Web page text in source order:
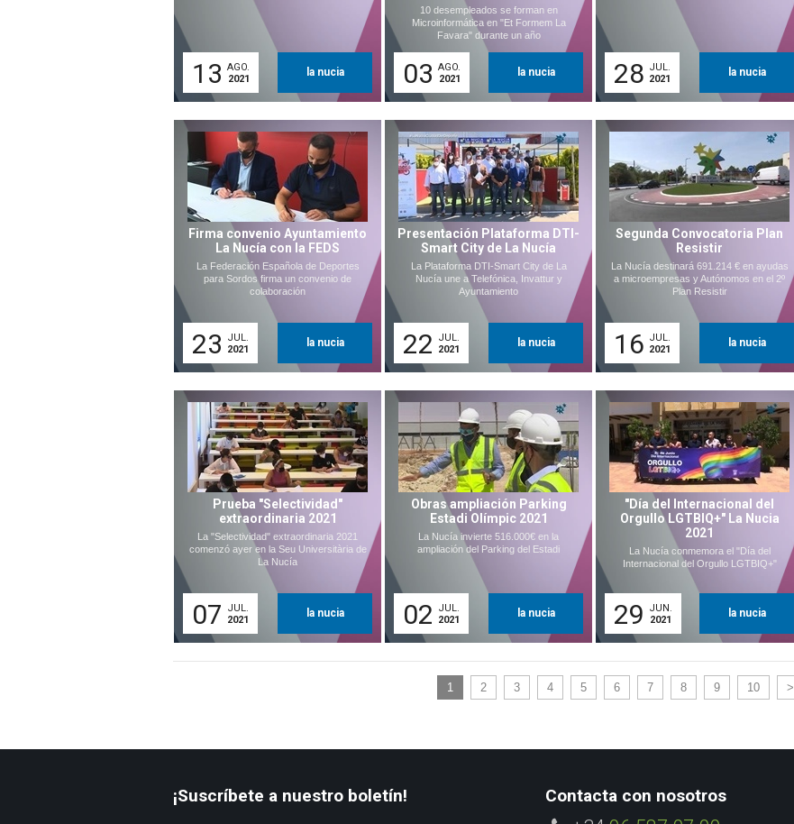
13 AGO.
2021
la nucia
10 desempleados se forman en
Microinformática en "Et Formem La
Favara" durante un año
03 AGO.
2021
la nucia 28 JUL.
2021
la nucia
Firma convenio Ayuntamiento
La Nucía con la FEDS
La Federación Española de Deportes
para Sordos firma un convenio de
colaboración
23
JUL.
2021
la nucia
Presentación Plataforma DTI-
Smart City de La Nucía
La Plataforma DTI-Smart City de La
Nucía une a Telefónica, Invattur y
Ayuntamiento
22
JUL.
2021
la nucia
Segunda Convocatoria Plan
Resistir
La Nucía destinará 691.214 € en ayudas
a microempresas y Autónomos en el 2º
Plan Resistir
16 JUL.
2021
la nucia
Prueba "Selectividad"
extraordinaria 2021
La "Selectividad" extraordinaria 2021
comenzó ayer en la Seu Universitària de
La Nucía
07
JUL.
2021
la nucia
Obras ampliación Parking
Estadi Olímpic 2021
La Nucía invierte 516.000€ en la
ampliación del Parking del Estadi
02
JUL.
2021
la nucia
"Día del Internacional del
Orgullo LGTBIQ+" La Nucia
2021
La Nucía conmemora el "Día del
Internacional del Orgullo LGTBIQ+"
29
JUN.
2021
la nucia
1 2 3 4 5 6 7 8 9 10 >
¡Suscríbete a nuestro boletín! Contacta con nosotros